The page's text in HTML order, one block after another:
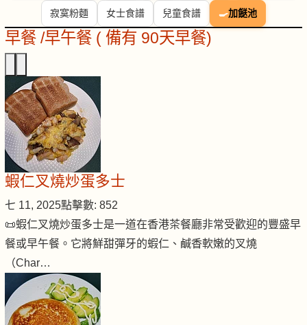
寂寞粉麵 女士食譜 兒童食譜 🍳加餸池
早餐 /早午餐 ( 備有 90天早餐)
蝦仁叉燒炒蛋多士
七 11, 2025點擊數: 852
📜蝦仁叉燒炒蛋多士是一道在香港茶餐廳非常受歡迎的豐盛早
餐或早午餐。它將鮮甜彈牙的蝦仁、鹹香軟嫩的叉燒
（Char…